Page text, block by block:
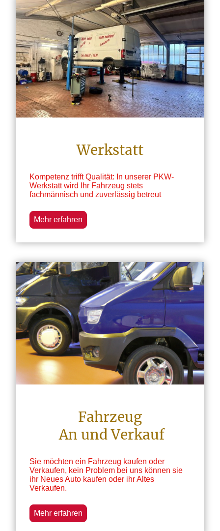
Werkstatt
Kompetenz trifft Qualität: In unserer PKW-
Werkstatt wird Ihr Fahrzeug stets
fachmännisch und zuverlässig betreut
Mehr erfahren
Fahrzeug
An und Verkauf
Sie möchten ein Fahrzeug kaufen oder
Verkaufen, kein Problem bei uns können sie
ihr Neues Auto kaufen oder ihr Altes
Verkaufen.
Mehr erfahren